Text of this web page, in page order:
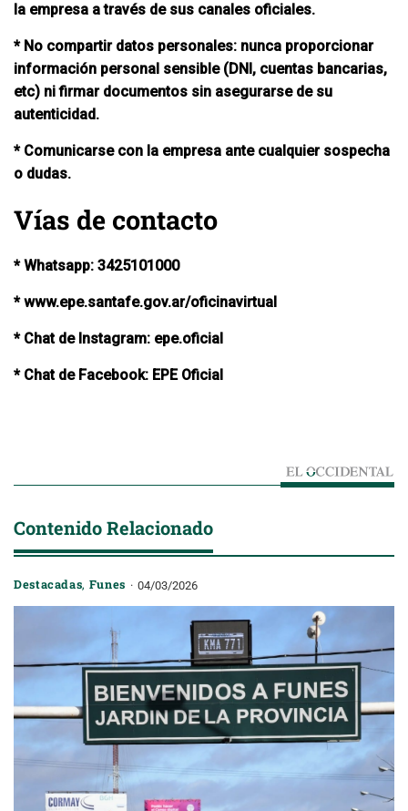
la empresa a través de sus canales oficiales.
* No compartir datos personales: nunca proporcionar
información personal sensible (DNI, cuentas bancarias,
etc) ni firmar documentos sin asegurarse de su
autenticidad.
* Comunicarse con la empresa ante cualquier sospecha
o dudas.
Vías de contacto
* Whatsapp: 3425101000
* www.epe.santafe.gov.ar/oficinavirtual
* Chat de Instagram: epe.oficial
* Chat de Facebook: EPE Oficial
Contenido Relacionado
Destacadas, Funes 04/03/2026